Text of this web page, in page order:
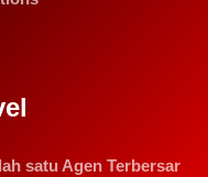
satu Agen Terbersar